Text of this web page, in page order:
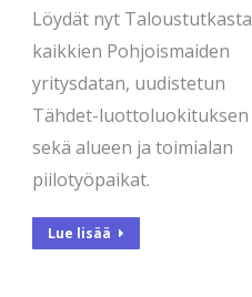
Löydät nyt Taloustutkasta
kaikkien Pohjoismaiden
yritysdatan, uudistetun
Tähdet-luottoluokituksen
sekä alueen ja toimialan
piilotyöpaikat.
Lue lisää